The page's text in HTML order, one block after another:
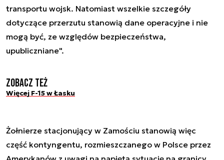
transportu wojsk. Natomiast wszelkie szczegóły
dotyczące przerzutu stanowią dane operacyjne i nie
mogą być, ze względów bezpieczeństwa,
upubliczniane".
Zobacz też
Więcej F-15 w Łasku
Żołnierze stacjonujący w Zamościu stanowią więc
część kontyngentu, rozmieszczanego w Polsce przez